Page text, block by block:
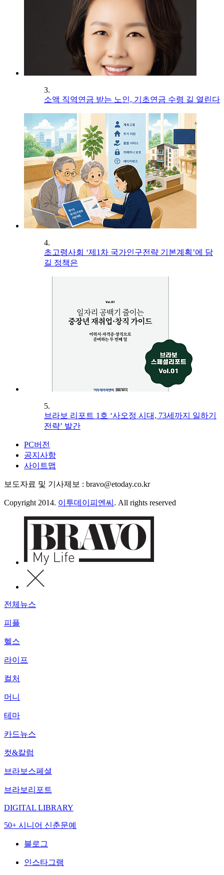
3.
소액 직역연금 받는 노인, 기초연금 수령 길 열린다
4.
초고령사회 ‘제1차 국가인구전략 기본계획’에 담
길 정책은
5.
브라보 리포트 1호 ‘사오정 시대, 73세까지 일하기
전략’ 발간
PC버전
공지사항
사이트맵
보도자료 및 기사제보 : bravo@etoday.co.kr
Copyright 2014. 이투데이피엔씨 . All rights reserved
전체뉴스
피플
헬스
라이프
컬처
머니
테마
카드뉴스
컷&칼럼
브라보스페셜
브라보리포트
DIGITAL LIBRARY
50+ 시니어 신춘문예
블로그
인스타그램